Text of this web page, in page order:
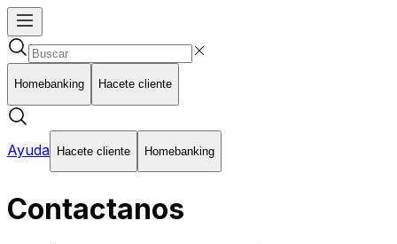
Homebanking Hacete cliente
Ayuda Hacete cliente Homebanking
Contactanos